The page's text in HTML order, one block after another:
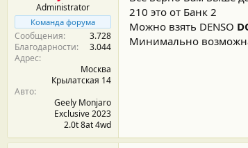
Administrator
Команда форума
Сообщения
3.728
Благодарности
3.044
Адрес
Москва
Крылатская 14
Авто
Geely Monjaro
Exclusive 2023
2.0t 8at 4wd
210 это от Банк 2
Можно взять DENSO
Минимально